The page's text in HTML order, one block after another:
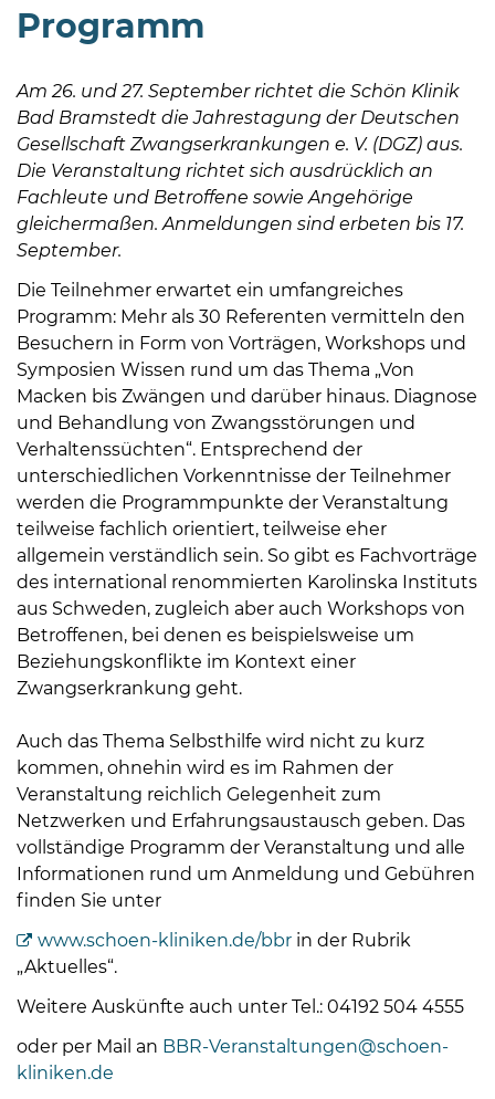
04192-
zentrale@badbramstedt.de
Mo,
Di,
Fr
Uhr
Do
08
und
14
Uhr
sowie
außerhalb
der
Öffnungszeiten
nach
Vereinbarung.
Programm
Am 26. und 27. September richtet die Schön Klinik
Bad Bramstedt die Jahrestagung der Deutschen
Gesellschaft Zwangserkrankungen e. V. (DGZ) aus.
Die Veranstaltung richtet sich ausdrücklich an
Fachleute und Betroffene sowie Angehörige
gleichermaßen. Anmeldungen sind erbeten bis 17.
September.
Die Teilnehmer erwartet ein umfangreiches
Programm: Mehr als 30 Referenten vermitteln den
Besuchern in Form von Vorträgen, Workshops und
Symposien Wissen rund um das Thema „Von
Macken bis Zwängen und darüber hinaus. Diagnose
und Behandlung von Zwangsstörungen und
Verhaltenssüchten“. Entsprechend der
unterschiedlichen Vorkenntnisse der Teilnehmer
werden die Programmpunkte der Veranstaltung
teilweise fachlich orientiert, teilweise eher
allgemein verständlich sein. So gibt es Fachvorträge
des international renommierten Karolinska Instituts
aus Schweden, zugleich aber auch Workshops von
Betroffenen, bei denen es beispielsweise um
Beziehungskonflikte im Kontext einer
Zwangserkrankung geht.
Auch das Thema Selbsthilfe wird nicht zu kurz
kommen, ohnehin wird es im Rahmen der
Veranstaltung reichlich Gelegenheit zum
Netzwerken und Erfahrungsaustausch geben. Das
vollständige Programm der Veranstaltung und alle
Informationen rund um Anmeldung und Gebühren
finden Sie unter
www.schoen-kliniken.de/bbr in der Rubrik
„Aktuelles“.
Weitere Auskünfte auch unter Tel.: 04192 504 4555
oder per Mail an BBR-Veranstaltungen@schoen-
kliniken.de